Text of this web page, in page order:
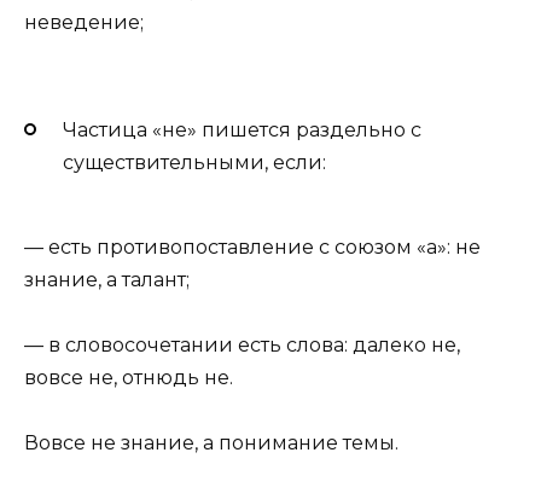
неведение;
Частица «не» пишется раздельно с
существительными, если:
— есть противопоставление с союзом «а»: не
знание, а талант;
— в словосочетании есть слова: далеко не,
вовсе не, отнюдь не.
Вовсе не знание, а понимание темы.